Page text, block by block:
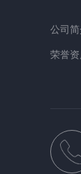
公司简
荣誉资